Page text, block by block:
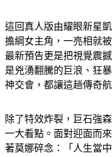
這回真人版由耀眼新星凱
擔綱女主角，一亮相就
最新預告更是把視覺震
是兇湧翻騰的巨浪、狂
神交會，都讓這趟傳奇
除了特效炸裂，巨石強
一大看點。面對迎面而
著莫娜碎念：「人生當